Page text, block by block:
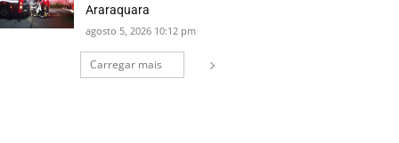
Araraquara
agosto 5, 2026 10:12 pm
Carregar mais